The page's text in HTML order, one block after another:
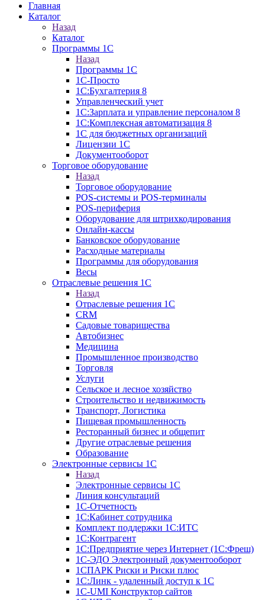
Главная
Каталог
Назад
Каталог
Программы 1С
Назад
Программы 1С
1С-Просто
1С:Бухгалтерия 8
Управленческий учет
1С:Зарплата и управление персоналом 8
1C:Комплексная автоматизация 8
1С для бюджетных организаций
Лицензии 1С
Документооборот
Торговое оборудование
Назад
Торговое оборудование
POS-системы и POS-терминалы
POS-периферия
Оборудование для штрихкодирования
Онлайн-кассы
Банковское оборудование
Расходные материалы
Программы для оборудования
Весы
Отраслевые решения 1С
Назад
Отраслевые решения 1С
CRM
Садовые товарищества
Автобизнес
Медицина
Промышленное производство
Торговля
Услуги
Сельское и лесное хозяйство
Строительство и недвижимость
Транспорт, Логистика
Пищевая промышленность
Ресторанный бизнес и общепит
Другие отраслевые решения
Образование
Электронные сервисы 1С
Назад
Электронные сервисы 1С
Линия консультаций
1С-Отчетность
1С:Кабинет сотрудника
Комплект поддержки 1С:ИТС
1С:Контрагент
1С:Предприятие через Интернет (1С:Фреш)
1С-ЭДО Электронный документооборот
1СПАРК Риски и Риски плюс
1С:Линк - удаленный доступ к 1С
1С-UMI Конструктор сайтов